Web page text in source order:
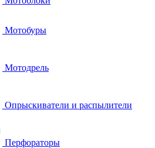
Мотобуры
Мотодрель
Опрыскиватели и распылители
Перфораторы